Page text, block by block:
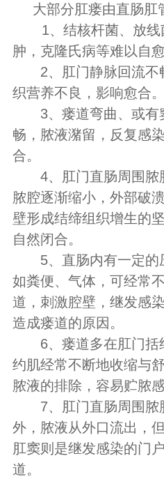
大部分肛瘘由直肠肛
1、结核杆菌、放线
肿，克隆氏病等难以自
2、肛门静脉回流不
织营养不良，影响愈合。
3、瘘道弯曲、或有
畅，脓液潴留，反复感
合。
4、肛门直肠周围脓
脓腔逐渐缩小，外部破
壁形成结缔组织增生的
自然闭合。
5、直肠内有一定的
如粪便、气体，可经常
道，刺激腔壁，继发感
造成瘘道的原因。
6、瘘道多在肛门括
约肌经常不断地收缩与
脓液的排除，容易贮脓
7、肛门直肠周围脓
外，脓液从外口流出，
肛窦则是继发感染的门
道。